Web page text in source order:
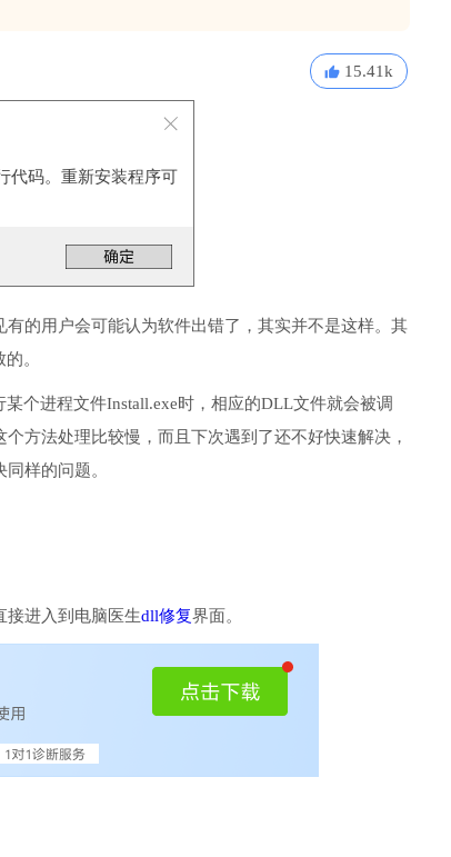
15.41k
代码。重新安装程序可
的用户会可能认为软件出错了，其实并不是这样。其
。
个进程文件Install.exe时，相应的DLL文件就会被调
方法处理比较慢，而且下次遇到了还不好快速解决，
样的问题。
接进入到电脑医生dll修复界面。